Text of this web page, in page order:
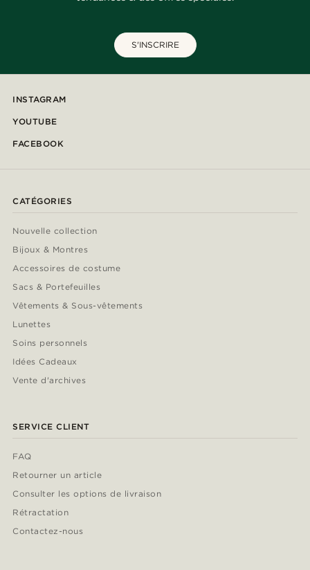
S'INSCRIRE
INSTAGRAM
YOUTUBE
FACEBOOK
CATÉGORIES
Nouvelle collection
Bijoux & Montres
Accessoires de costume
Sacs & Portefeuilles
Vêtements & Sous-vêtements
Lunettes
Soins personnels
Idées Cadeaux
Vente d'archives
SERVICE CLIENT
FAQ
Retourner un article
Consulter les options de livraison
Rétractation
Contactez-nous